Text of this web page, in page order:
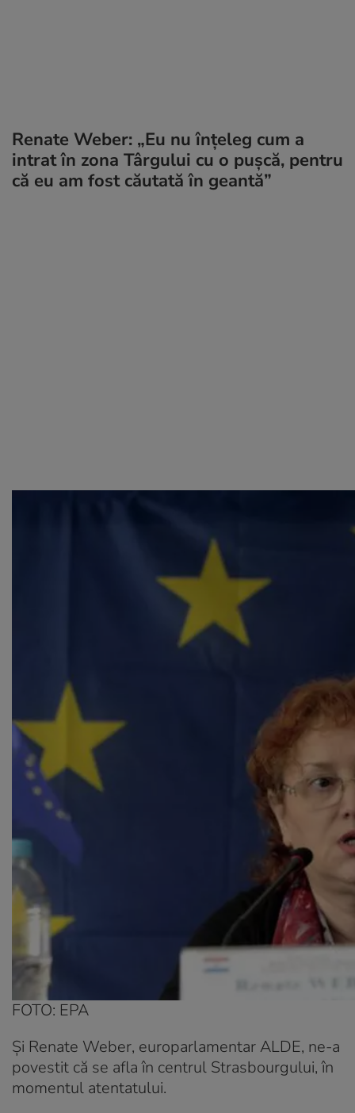
Renate Weber: „Eu nu înţeleg cum a
intrat în zona Târgului cu o puşcă, pentru
că eu am fost căutată în geantă”
FOTO: EPA
Şi Renate Weber, europarlamentar ALDE, ne-a
povestit că se afla în centrul Strasbourgului, în
momentul atentatului.